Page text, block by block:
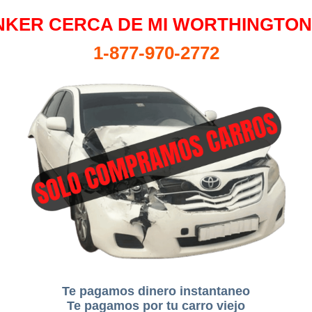
CERCA DE MI
1-877-970-2772
Te pagamos dinero instantaneo
Te pagamos por tu carro viejo